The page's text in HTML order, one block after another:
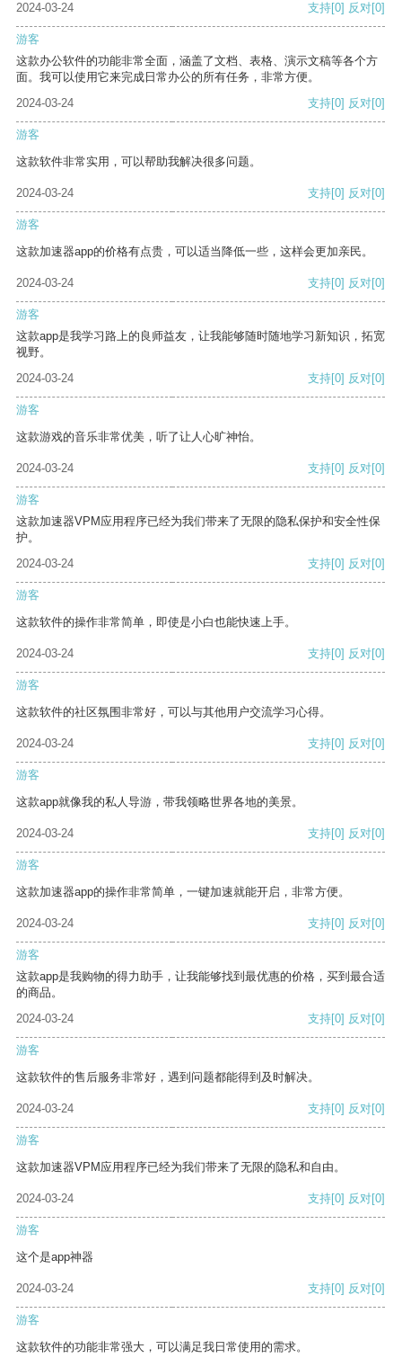
2024-03-24 支持[0] 反对[0]
游客
这款办公软件的功能非常全面，涵盖了文档、表格、演示文稿等各个方
面。我可以使用它来完成日常办公的所有任务，非常方便。
2024-03-24
支持[0] 反对[0]
游客
这款软件非常实用，可以帮助我解决很多问题。
2024-03-24 支持[0] 反对[0]
游客
这款加速器app的价格有点贵，可以适当降低一些，这样会更加亲民。
2024-03-24 支持[0] 反对[0]
游客
这款app是我学习路上的良师益友，让我能够随时随地学习新知识，拓宽
视野。
2024-03-24
支持[0] 反对[0]
游客
这款游戏的音乐非常优美，听了让人心旷神怡。
2024-03-24 支持[0] 反对[0]
游客
这款加速器VPM应用程序已经为我们带来了无限的隐私保护和安全性保
护。
2024-03-24
支持[0] 反对[0]
游客
这款软件的操作非常简单，即使是小白也能快速上手。
2024-03-24 支持[0] 反对[0]
游客
这款软件的社区氛围非常好，可以与其他用户交流学习心得。
2024-03-24 支持[0] 反对[0]
游客
这款app就像我的私人导游，带我领略世界各地的美景。
2024-03-24 支持[0] 反对[0]
游客
这款加速器app的操作非常简单，一键加速就能开启，非常方便。
2024-03-24 支持[0] 反对[0]
游客
这款app是我购物的得力助手，让我能够找到最优惠的价格，买到最合适
的商品。
2024-03-24
支持[0] 反对[0]
游客
这款软件的售后服务非常好，遇到问题都能得到及时解决。
2024-03-24 支持[0] 反对[0]
游客
这款加速器VPM应用程序已经为我们带来了无限的隐私和自由。
2024-03-24 支持[0] 反对[0]
游客
这个是app神器
2024-03-24 支持[0] 反对[0]
游客
这款软件的功能非常强大，可以满足我日常使用的需求。